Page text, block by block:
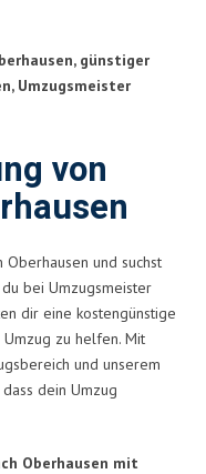
günstiger
Umzugsmeister
von
und suchst
bei Umzugsmeister
dir eine kostengünstige
zu helfen. Mit
und unserem
dein Umzug
Oberhausen mit